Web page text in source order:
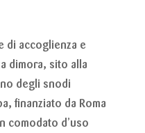
di accoglienza e
dimora, sito alla
degli snodi
finanziato da Roma
comodato d’uso